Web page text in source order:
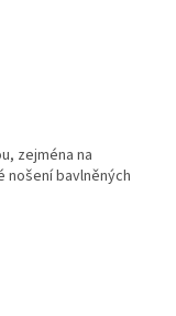
zejména na
nošení bavlněných